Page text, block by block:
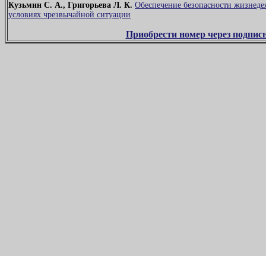
Кузьмин С. А., Григорьева Л. К. Обеспечение безопасности
условиях чрезвычайной ситуации
Приобрести номер через